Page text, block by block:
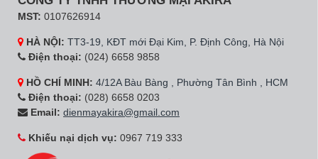
giá cao tại thị trường Việt Nam. Càng được khẳng định về chất
lượng và công nghệ tốt nhất khi được sản xuất và lắp ráp tại
nhà máy ở Mỹ.
Máy sấy Speed Queen được chúng tôi nhập khẩu và phân phối
chính hãng trực tiếp trên thị trường, đảm bảo các yêu cầu về
hiệu suất cũng như mức giá tốt nhất sử dụng và lựa chọn dành
cho các môi trường giặt là. Thương hiệu nữ hoàng tốc độ chất
MST: 0107626914
HÀ NỘI: TT3-19, KĐT mới Đại Kim, P. Định Công, Hà Nội
Điện thoại: (024) 6658 9858
HỒ CHÍ MINH: 4/12A Bàu Bàng , Phường Tân Bình , HCM
Điện thoại: (028) 6658 0203
Email: dienmayakira@gmail.com
Khiếu nại dịch vụ: 0967 719 333